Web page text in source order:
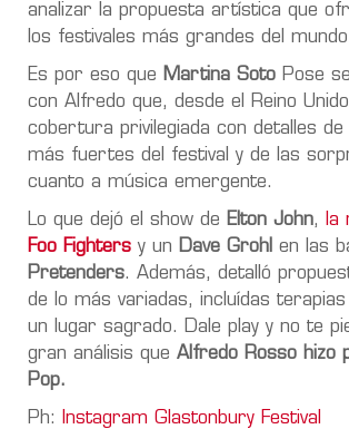
analizar la propuesta artística que
los festivales más grandes del
Es por eso que Martina Soto Pose
con Alfredo que, desde el Reino
cobertura privilegiada con detalles
más fuertes del festival y de las
cuanto a música emergente.
Lo que dejó el show de Elton John,
la
Foo Fighters y un Dave Grohl en las
Pretenders. Además, detalló
de lo más variadas, incluídas
un lugar sagrado. Dale play y no te
gran análisis que Alfredo Rosso hizo
Pop.
Ph: Instagram Glastonbury Festival